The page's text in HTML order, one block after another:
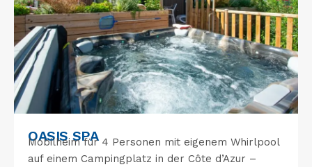
OASIS SPA
Mobilheim für 4 Personen mit eigenem Whirlpool
auf einem Campingplatz in der Côte d’Azur –